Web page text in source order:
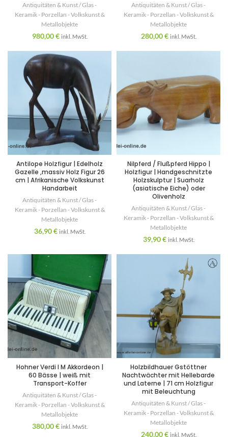
Antiquitäten & Kunst / Glas -
Keramik - Porzellan - Volkskunst &
Metallobjekte
980,00€ inkl. MwSt.
Antiquitäten & Kunst / Glas -
Keramik - Porzellan - Volkskunst &
Metallobjekte
280,00€ inkl. MwSt.
Antilope Holzfigur | Edelholz
Gazelle ,massiv Holz Figur 26
cm | Afrikanische Volkskunst
Handarbeit
Antiquitäten & Kunst / Glas -
Keramik - Porzellan - Volkskunst &
Metallobjekte
36,90€ inkl. MwSt.
Nilpferd / Flußpferd Hippo |
Holzfigur | Handgeschnitzte
Holzskulptur | Suarholz
(asiatische Eiche) oder
Olivenholz
Antiquitäten & Kunst / Glas -
Keramik - Porzellan - Volkskunst &
Metallobjekte
39,90€ inkl. MwSt.
Hohner Verdi I M Akkordeon |
60 Bässe | weiß mit
Transport-Koffer
Antiquitäten & Kunst / Glas -
Keramik - Porzellan - Volkskunst &
Metallobjekte
380,00€ inkl. MwSt.
Holzbildhauer Gstöttner
Nachtwächter mit Hellebarde
und Laterne | 71 cm Holzfigur
mit Beleuchtung
Antiquitäten & Kunst / Glas -
Keramik - Porzellan - Volkskunst &
Metallobjekte
240,00€ inkl. MwSt.